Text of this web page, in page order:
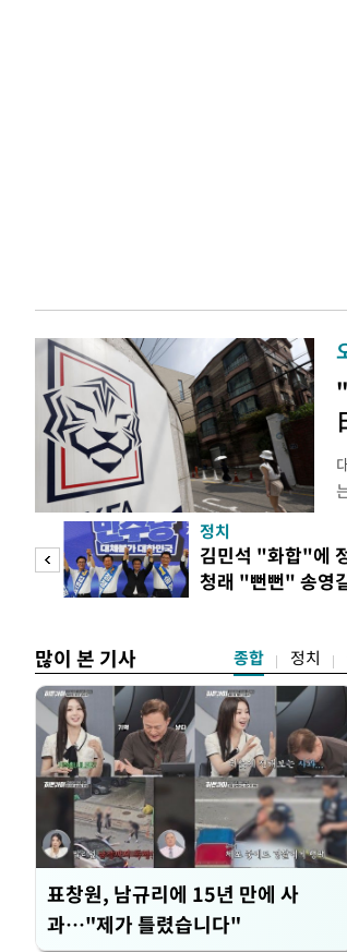
정치
김민석 "화합"에
청래 "뻔뻔" 송영
많이 본 기사 종합 정치
표창원, 남규리에 15년 만에 사
과…"제가 틀렸습니다"